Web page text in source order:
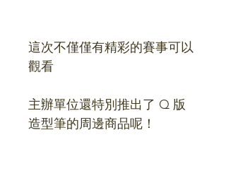
這次不僅僅有精彩的賽事可以
觀看
主辦單位還特別推出了 Q 版
造型筆的周邊商品呢！